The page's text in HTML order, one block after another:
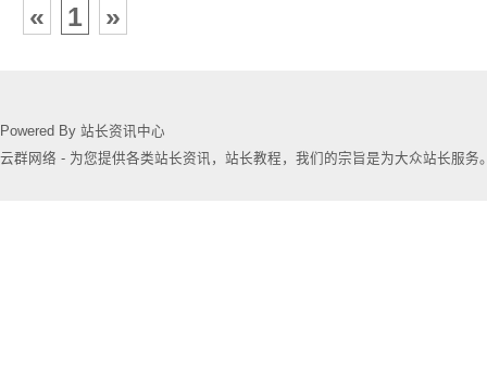
« 1 »
Powered By 站长资讯中心
云群网络 - 为您提供各类站长资讯，站长教程，我们的宗旨是为大众站长服